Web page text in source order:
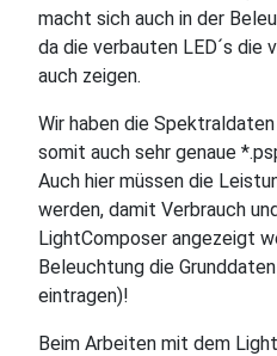
macht sich auch in der
da die verbauten LED´s die
auch zeigen.
Wir haben die
somit auch sehr genaue
Auch hier müssen die
werden, damit Verbrauch
LightComposer angezeigt
Beleuchtung die
eintragen)!
Beim Arbeiten mit dem